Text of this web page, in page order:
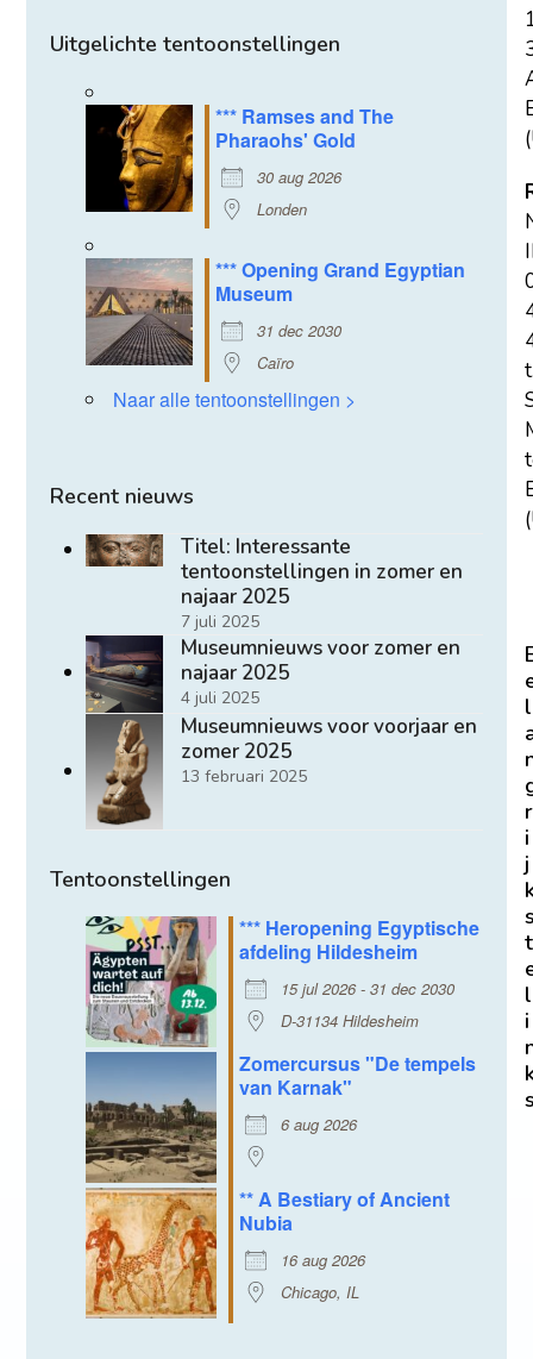
Uitgelichte tentoonstellingen
*** Ramses and The
Pharaohs' Gold
30 aug 2026
Londen
*** Opening Grand Egyptian
Museum
31 dec 2030
Caïro
Naar alle tentoonstellingen >
Recent nieuws
Titel: Interessante
tentoonstellingen in zomer en
najaar 2025
7 juli 2025
Museumnieuws voor zomer en
najaar 2025
4 juli 2025
Museumnieuws voor voorjaar en
zomer 2025
13 februari 2025
Tentoonstellingen
*** Heropening Egyptische
afdeling Hildesheim
15 jul 2026 - 31 dec 2030
D-31134 Hildesheim
Zomercursus "De tempels
van Karnak"
6 aug 2026
** A Bestiary of Ancient
Nubia
16 aug 2026
Chicago, IL
l
r
i
j
t
l
i